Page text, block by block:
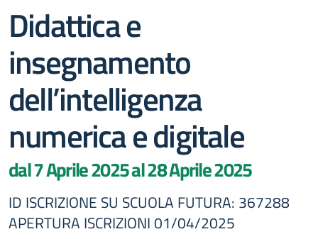
Didattica e
insegnamento
dell’intelligenza
numerica e digitale
dal 7 Aprile 2025 al 28 Aprile 2025
ID ISCRIZIONE SU SCUOLA FUTURA: 367288
APERTURA ISCRIZIONI 01/04/2025